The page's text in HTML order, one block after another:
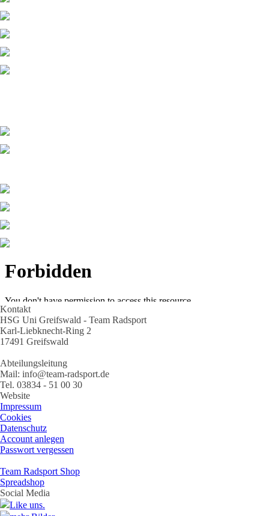
Kontakt
HSG Uni Greifswald - Team Radsport
Karl-Liebknecht-Ring 2
17491 Greifswald
Abteilungsleitung
Mail: info@team-radsport.de
Tel. 03834 - 51 00 30
Website
Impressum
Cookies
Datenschutz
Account anlegen
Passwort vergessen
Team Radsport Shop
Spreadshop
Social Media
Like uns.